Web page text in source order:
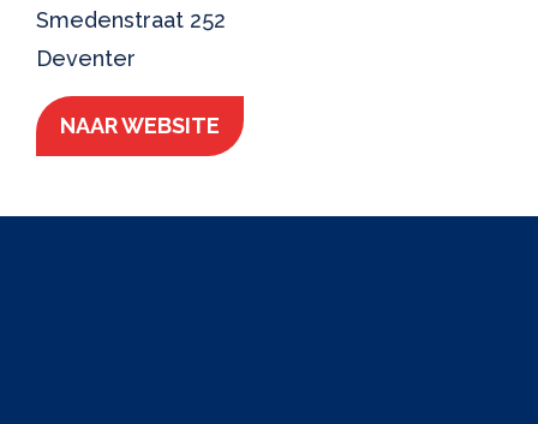
Vacatures
Contact
Smedenstraat 252
Deventer
NAAR WEBSITE